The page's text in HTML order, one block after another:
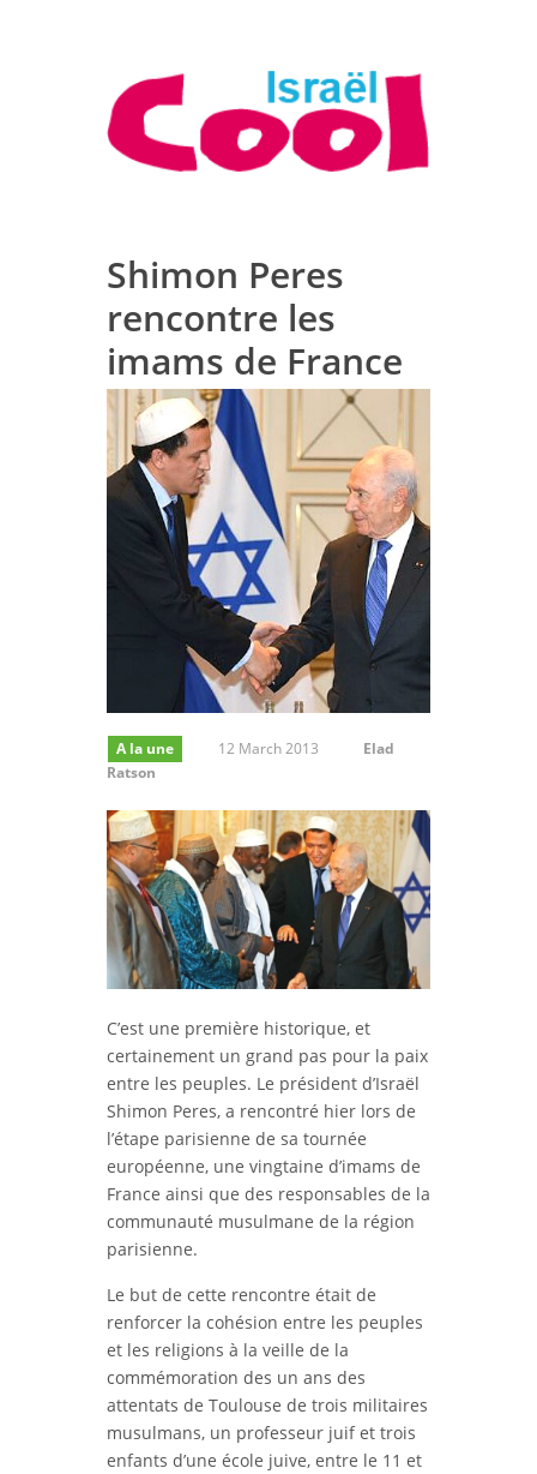
Shimon Peres
rencontre les
imams de France
A la une 12 March 2013
Elad
Ratson
C’est une première historique, et
certainement un grand pas pour la paix
entre les peuples. Le président d’Israël
Shimon Peres, a rencontré hier lors de
l’étape parisienne de sa tournée
européenne, une vingtaine d’imams de
France ainsi que des responsables de la
communauté musulmane de la région
parisienne.
Le but de cette rencontre était de
renforcer la cohésion entre les peuples
et les religions à la veille de la
commémoration des un ans des
attentats de Toulouse de trois militaires
musulmans, un professeur juif et trois
enfants d’une école juive, entre le 11 et